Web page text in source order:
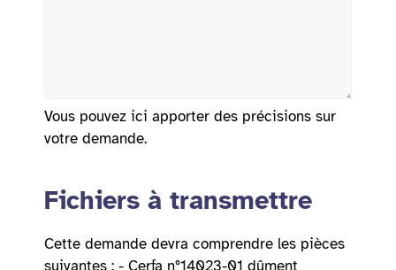
Vous pouvez ici apporter des précisions sur
votre demande.
Fichiers à transmettre
Cette demande devra comprendre les pièces